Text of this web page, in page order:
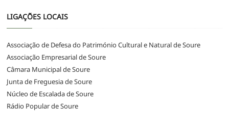
LIGAÇÕES LOCAIS
Associação de Defesa do Património Cultural e Natural de Soure
Associação Empresarial de Soure
Câmara Municipal de Soure
Junta de Freguesia de Soure
Núcleo de Escalada de Soure
Rádio Popular de Soure